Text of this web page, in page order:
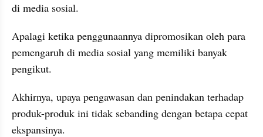
di media sosial.
Apalagi ketika penggunaannya dipromosikan oleh para
pemengaruh di media sosial yang memiliki banyak
pengikut.
Akhirnya, upaya pengawasan dan penindakan terhadap
produk-produk ini tidak sebanding dengan betapa cepat
ekspansinya.